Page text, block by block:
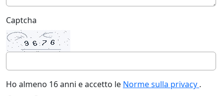
Captcha
Ho almeno 16 anni e accetto le Norme sulla privacy .